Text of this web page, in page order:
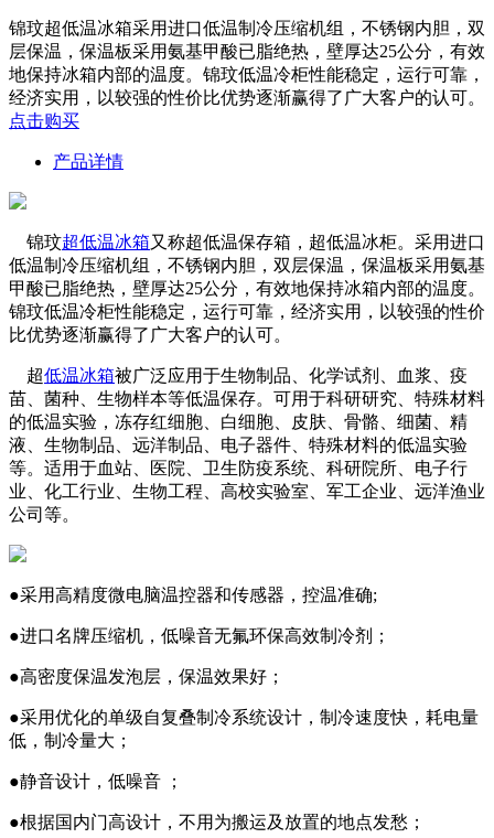
锦玟超低温冰箱采用进口低温制冷压缩机组，不锈钢内胆，双
层保温，保温板采用氨基甲酸已脂绝热，壁厚达25公分，有效
地保持冰箱内部的温度。锦玟低温冷柜性能稳定，运行可靠，
经济实用，以较强的性价比优势逐渐赢得了广大客户的认可。
点击购买
产品详情
锦玟超低温冰箱又称超低温保存箱，超低温冰柜。采用进口
低温制冷压缩机组，不锈钢内胆，双层保温，保温板采用氨基
甲酸已脂绝热，壁厚达25公分，有效地保持冰箱内部的温度。
锦玟低温冷柜性能稳定，运行可靠，经济实用，以较强的性价
比优势逐渐赢得了广大客户的认可。
超低温冰箱被广泛应用于生物制品、化学试剂、血浆、疫
苗、菌种、生物样本等低温保存。可用于科研研究、特殊材料
的低温实验，冻存红细胞、白细胞、皮肤、骨骼、细菌、精
液、生物制品、远洋制品、电子器件、特殊材料的低温实验
等。适用于血站、医院、卫生防疫系统、科研院所、电子行
业、化工行业、生物工程、高校实验室、军工企业、远洋渔业
公司等。
●采用高精度微电脑温控器和传感器，控温准确;
●进口名牌压缩机，低噪音无氟环保高效制冷剂；
●高密度保温发泡层，保温效果好；
●采用优化的单级自复叠制冷系统设计，制冷速度快，耗电量
低，制冷量大；
●静音设计，低噪音 ；
●根据国内门高设计，不用为搬运及放置的地点发愁；